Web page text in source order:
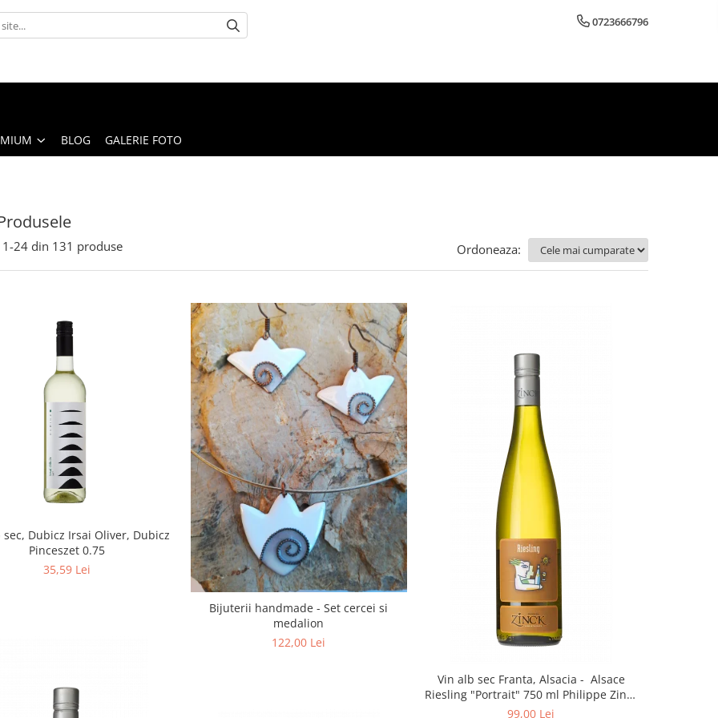
0723666796
BLOG GALERIE FOTO
1-24 din 131 produse Ordoneaza:
sec, Dubicz Irsai Oliver, Dubicz
Pinceszet 0.75
35,59 Lei
Bijuterii handmade - Set cercei si
medalion
122,00 Lei
Vin alb sec Franta, Alsacia - Alsace
Riesling "Portrait" 750 ml Philippe Zinck
- Domaine Zinck
99,00 Lei